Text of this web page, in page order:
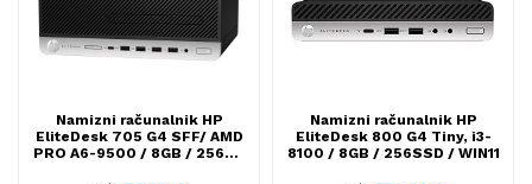
Namizni računalnik HP
EliteDesk 705 G4 SFF/ AMD
PRO A6-9500 / 8GB / 256GB
Namizni računalnik HP
EliteDesk 800 G4 Tiny, i3-
8100 / 8GB / 256SSD / WIN11